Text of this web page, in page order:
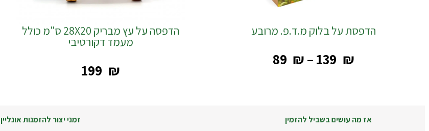
הדפסת על בלוק מ.ד.פ. מרובע
‎89 ₪–‎139 ₪
הדפסה על עץ מבריק 28X20 ס"מ כולל
מעמד דקורטיבי
‎199 ₪
אז מה עושים בשביל להזמין
זמני יצור להזמנות אונליין